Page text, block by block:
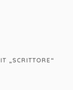
„SCRITTORE“